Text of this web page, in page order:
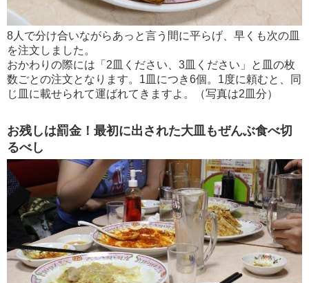
8人で分け合いながらあっと言う間に平らげ、早くも次の皿
を注文しました。
おかわりの際には「2皿ください、3皿ください」と皿の枚
数ごとの注文となります。1皿につき6個。1度に頼むと、同
じ皿に載せられて運ばれてきますよ。（写真は2皿分）
お残しは罰金！最初に出された大皿もぜんぶ食べ切
るべし